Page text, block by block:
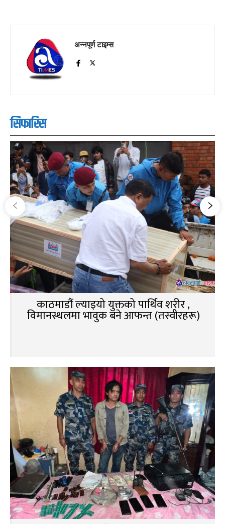
अन्नपूर्ण टाइम्स
सिफारिस
काठमाडौं ल्याइयो युक्तको पार्थिव शरीर ,
विमानस्थलमा भावुक बने आफन्त (तस्वीरहरू)